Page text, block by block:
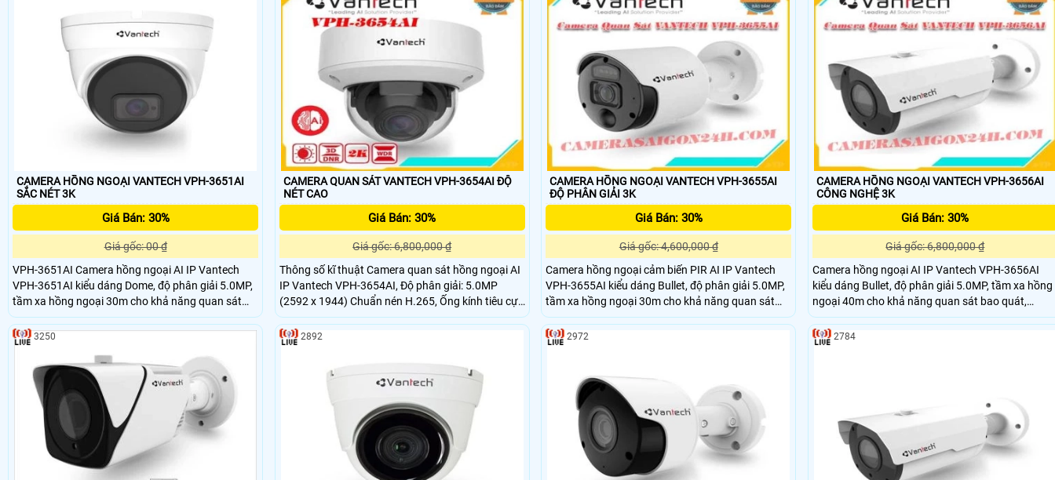
CAMERA HỒNG NGOẠI VANTECH VPH-3651AI
SẮC NÉT 3K
Giá Bán: 30%
Giá gốc: 00 ₫
VPH-3651AI Camera hồng ngoại AI IP Vantech
VPH-3651AI kiểu dáng Dome, độ phân giải 5.0MP,
tầm xa hồng ngoại 30m cho khả năng quan sát
bao quát, truyền tải dữ liệu với độ nét cao, chuẩn
nén hình ảnh H.265, tiêu chuẩn IP66 giúp camera
chống nước, nên lắp đặt được trong nhà và ngoài
3651AI
CAMERA QUAN SÁT VANTECH VPH-3654AI ĐỘ
NÉT CAO
Giá Bán: 30%
Giá gốc: 6,800,000 ₫
Thông số kĩ thuật Camera quan sát hồng ngoại AI
IP Vantech VPH-3654AI, Độ phân giải: 5.0MP
(2592 x 1944) Chuẩn nén H.265, Ống kính tiêu cự
cố định 2.8 ~ 12mm,
CAMERA HỒNG NGOẠI VANTECH VPH-3655AI
ĐỘ PHÂN GIẢI 3K
Giá Bán: 30%
Giá gốc: 4,600,000 ₫
Camera hồng ngoại cảm biến PIR AI IP Vantech
VPH-3655AI kiểu dáng Bullet, độ phân giải 5.0MP,
tầm xa hồng ngoại 30m cho khả năng quan sát
bao quát, truyền tải dữ liệu với độ nét cao, chuẩn
nén hình ảnh H.265, tiêu chuẩn IP66 giúp camera
chống nước, nên lắp đặt được trong nhà và ngoài
CAMERA HỒNG NGOẠI VANTECH VPH-3656AI
CÔNG NGHỆ 3K
Giá Bán: 30%
Giá gốc: 6,800,000 ₫
Camera hồng ngoại AI IP Vantech VPH-3656AI
kiểu dáng Bullet, độ phân giải 5.0MP, tầm xa hồng
ngoại 40m cho khả năng quan sát bao quát,
truyền tải dữ liệu với độ nét cao, chuẩn nén hình
ảnh H.265, tiêu chuẩn IP66 giúp camera chống
nước, nên lắp đặt được trong nhà và ngoài trời. lắp
3250 2892 2972 2784